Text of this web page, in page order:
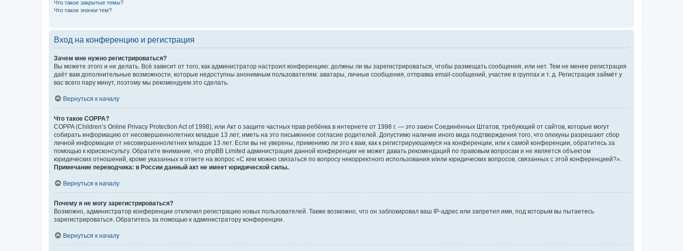
Что такое закрытые темы?
Что такое значки тем?
Вход на конференцию и регистрация
Зачем мне нужно регистрироваться?
Вы можете этого и не делать. Всё зависит от того, как администратор настроил конференцию: должны ли вы зарегистрироваться, чтобы размещать сообщения, или нет. Тем не менее регистрация
даёт вам дополнительные возможности, которые недоступны анонимным пользователям: аватары, личные сообщения, отправка email-сообщений, участие в группах и т. д. Регистрация займёт у
вас всего пару минут, поэтому мы рекомендуем это сделать.
Вернуться к началу
Что такое COPPA?
COPPA (Children’s Online Privacy Protection Act of 1998), или Акт о защите частных прав ребёнка в интернете от 1998 г. — это закон Соединённых Штатов, требующий от сайтов, которые могут
собирать информацию от несовершеннолетних младше 13 лет, иметь на это письменное согласие родителей. Допустимо наличие иного вида подтверждения того, что опекуны разрешают сбор
личной информации от несовершеннолетних младше 13 лет. Если вы не уверены, применимо ли это к вам, как к регистрирующемуся на конференции, или к самой конференции, обратитесь за
помощью к юрисконсульту. Обратите внимание, что phpBB Limited администрация данной конференции не может давать рекомендаций по правовым вопросам и не является объектом
юридических отношений, кроме указанных в ответе на вопрос «С кем можно связаться по вопросу некорректного использования и/или юридических вопросов, связанных с этой конференцией?».
Примечание переводчика: в России данный акт не имеет юридической силы.
Вернуться к началу
Почему я не могу зарегистрироваться?
Возможно, администратор конференции отключил регистрацию новых пользователей. Также возможно, что он заблокировал ваш IP-адрес или запретил имя, под которым вы пытаетесь
зарегистрироваться. Обратитесь за помощью к администратору конференции.
Вернуться к началу